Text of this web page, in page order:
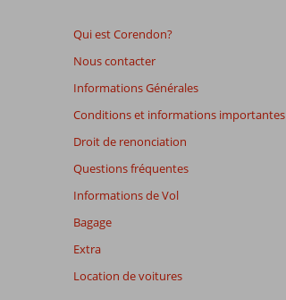
mois
sont
plus
affichés
afin
de
garantir
la
pertinence
savoir
Qui est Corendon?
Nous contacter
Informations Générales
Conditions et informations importantes
Droit de renonciation
Questions fréquentes
Informations de Vol
Bagage
Extra
Location de voitures